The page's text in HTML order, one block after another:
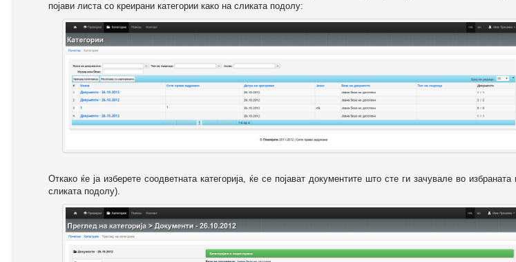
појави листа со креирани категории како на сликата подолу:
Откако ќе ја изберете соодветната категорија, ќе се појават документите што сте ги зачувале во
сликата подолу).